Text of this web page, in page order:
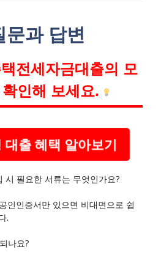
과 답변
전세자금대출의 모
인해 보세요.
출 혜택 알아보기
시 필요한 서류는 무엇인가요?
인인증서만 있으면 비대면으로 쉽
.
나요?